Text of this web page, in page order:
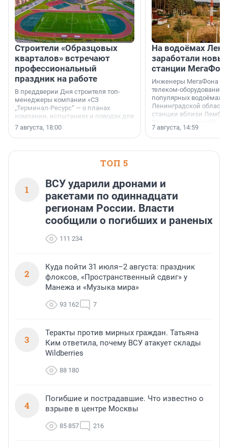
Строители «Образцовых
кварталов» встречают
профессиональный
праздник на работе
В преддверии Дня строителя топ-
менеджеры компании «СЗ
„Терминал-Ресурс“ — о планах
компании, испытаниях и поводах для
осторожного оптимизма.
7 августа, 18:00
На водоёмах
заработали
станции
Инженеры МегаФона
телеком-оборудование
популярных водоёмах
Ленинградской
станции вблизи
недалеко от Большого
водопада.
7 августа, 14:59
ТОП 5
1
ВСУ ударили дронами и
ракетами по одиннадцати
регионам России. Власти
сообщили о погибших и раненых
111 234
2
Куда пойти 31 июля–2 августа: праздник
флоксов, «Пространственный сдвиг» у
Манежа и «Музыка мира»
93 162 7
3
Теракты против мирных граждан. Татьяна
Ким ответила, почему ВСУ атакует склады
Wildberries
88 180
4
Погибшие и пострадавшие. Что известно о
взрыве в центре Москвы
85 857 216